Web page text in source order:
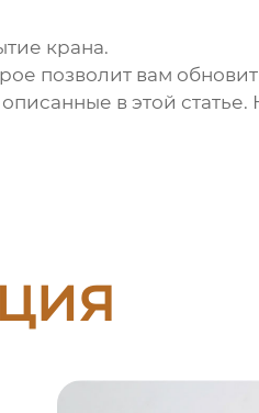
крана.
позволит вам
в этой